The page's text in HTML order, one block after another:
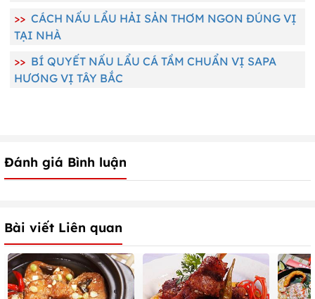
>> CÁCH NẤU LẨU HẢI SẢN THƠM NGON ĐÚNG VỊ
TẠI NHÀ
>> BÍ QUYẾT NẤU LẨU CÁ TẦM CHUẨN VỊ SAPA
HƯƠNG VỊ TÂY BẮC
Đánh giá Bình luận
Bài viết Liên quan